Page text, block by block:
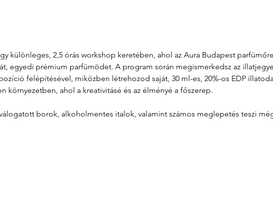
különleges, 2,5 órás workshop keretében, ahol az Aura Budapest
egyedi prémium parfümödet. A program során megismerkedsz az
felépítésével, miközben létrehozod saját, 30 ml-es, 20%-os EDP
környezetben, ahol a kreativitásé és az élményé a főszerep.
borok, alkoholmentes italok, valamint számos meglepetés teszi